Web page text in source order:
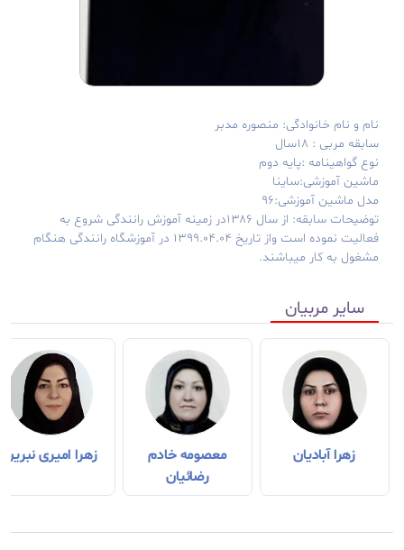
نام و نام خانوادگی: منصوره مدبر
سابقه مربی : ۱۸سال
نوع گواهینامه :پایه دوم
ماشین آموزشی:ساینا
مدل ماشین آموزشی:۹۶
توضیحات سابقه: از سال ۱۳۸۶در زمینه آموزش رانندگی شروع به
فعالیت نموده است واز تاریخ ۱۳۹۹.۰۴.۰۴ در آموزشگاه رانندگی هنگام
مشغول به کار میباشند.
سایر مربیان
زهرا آبادیان
معصومه خادم
رضائیان
زهرا امیری نبرین